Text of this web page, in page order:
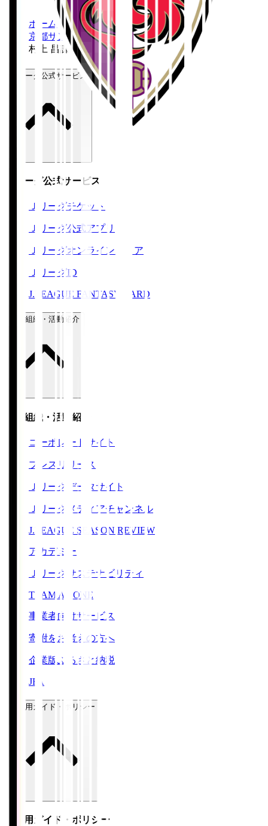
ホーム
>
京都サンガF.C.>
村上 昌謙
Ｊリーグ公式サービス
Ｊリーグ公式サービス
Ｊリーグチケット
Ｊリーグ公式アプリ
Ｊリーグオンラインストア
ＪリーグID
J.LEAGUE FANTASY CARD
運営組織・活動紹介
運営組織・活動紹介
コーポレートサイト
プレスリリース
Ｊリーグデータサイト
Ｊリーグメディアチャンネル
J.LEAGUE SEASON REVIEW
アカデミー
Ｊリーグサステナビリティ
TEAM AS ONE
事業者向けサービス
寄附をお考えの方へ
企業版ふるさと納税
JFA
ご利用ガイド・ポリシー
ご利用ガイド・ポリシー